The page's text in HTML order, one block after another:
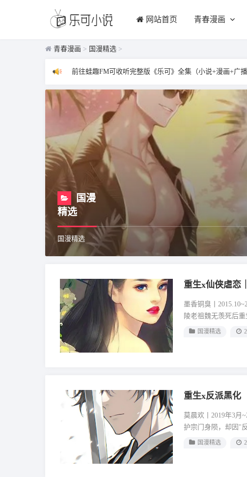
网站首页 青春漫画
青春漫画 > 国漫精选 >
前往蛙趣FM可收听完整版《乐可》全集（小说+漫画+广
国漫
精选
国漫精选
重生x仙侠虐恋
墨香铜臭丨
陵老祖魏无羡死后
国漫精选
重生x反派黑化
莫晨欢丨2019年3月
护宗门身陨，却因"
国漫精选